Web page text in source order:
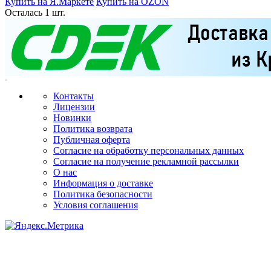
Осталась 1 шт.
Контакты
Лицензии
Новинки
Политика возврата
Публичная оферта
Согласие на обработку персональных данных
Согласие на получение рекламной рассылки
О нас
Информация о доставке
Политика безопасности
Условия соглашения